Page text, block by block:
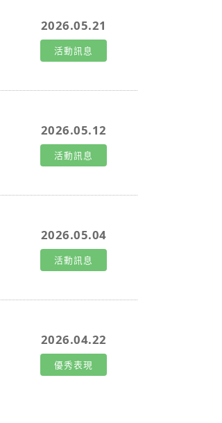
2026.05.21
活動訊息
2026.05.12
活動訊息
2026.05.04
活動訊息
2026.04.22
優秀表現